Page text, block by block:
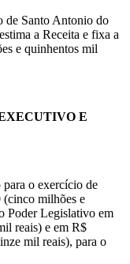
de Santo Antonio do
a Receita e fixa a
e quinhentos mil
E
o exercício de
(cinco milhões e
Poder Legislativo em
reais) e em R$
mil reais), para o